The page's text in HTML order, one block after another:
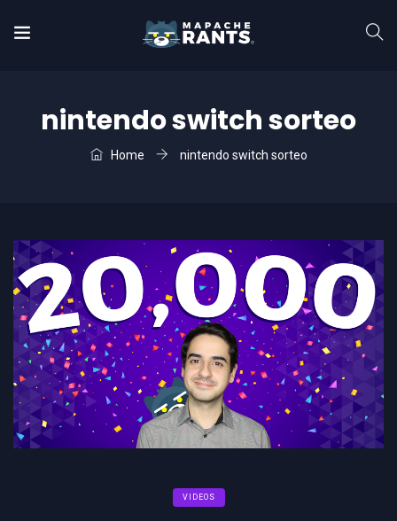
nintendo switch sorteo
Home nintendo switch sorteo
VIDEOS